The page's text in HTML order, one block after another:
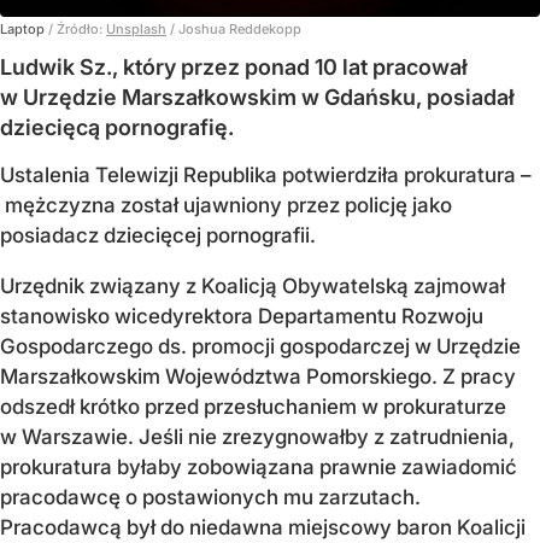
Laptop / Źródło: Unsplash / Joshua Reddekopp
Ludwik Sz., który przez ponad 10 lat pracował
w Urzędzie Marszałkowskim w Gdańsku, posiadał
dziecięcą pornografię.
Ustalenia Telewizji Republika potwierdziła prokuratura –
mężczyzna został ujawniony przez policję jako
posiadacz dziecięcej pornografii.
Urzędnik związany z Koalicją Obywatelską zajmował
stanowisko wicedyrektora Departamentu Rozwoju
Gospodarczego ds. promocji gospodarczej w Urzędzie
Marszałkowskim Województwa Pomorskiego. Z pracy
odszedł krótko przed przesłuchaniem w prokuraturze
w Warszawie. Jeśli nie zrezygnowałby z zatrudnienia,
prokuratura byłaby zobowiązana prawnie zawiadomić
pracodawcę o postawionych mu zarzutach.
Pracodawcą był do niedawna miejscowy baron Koalicji